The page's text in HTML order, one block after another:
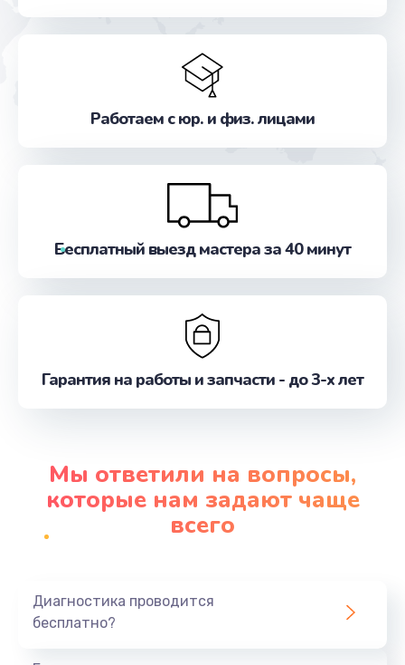
Работаем с юр. и физ. лицами
Бесплатный выезд мастера за 40 минут
Гарантия на работы и запчасти - до 3-х лет
Мы ответили на вопросы,
которые нам задают чаще
всего
Диагностика проводится
бесплатно?